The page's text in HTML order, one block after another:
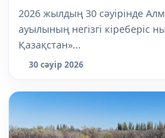
2026 жылдың 30 сәуірінде
ауылының негізгі кіреберіс
Қазақстан»...
30 сәуір 2026